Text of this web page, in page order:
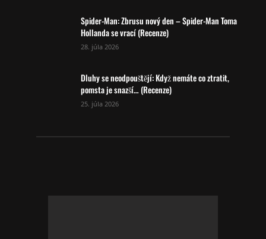
Spider-Man: Zbrusu nový den – Spider-Man Toma
Hollanda se vrací (Recenze)
28. júla 2026
Dluhy se neodpouštějí: Když nemáte co ztratit,
pomsta je snazší… (Recenze)
25. júla 2026